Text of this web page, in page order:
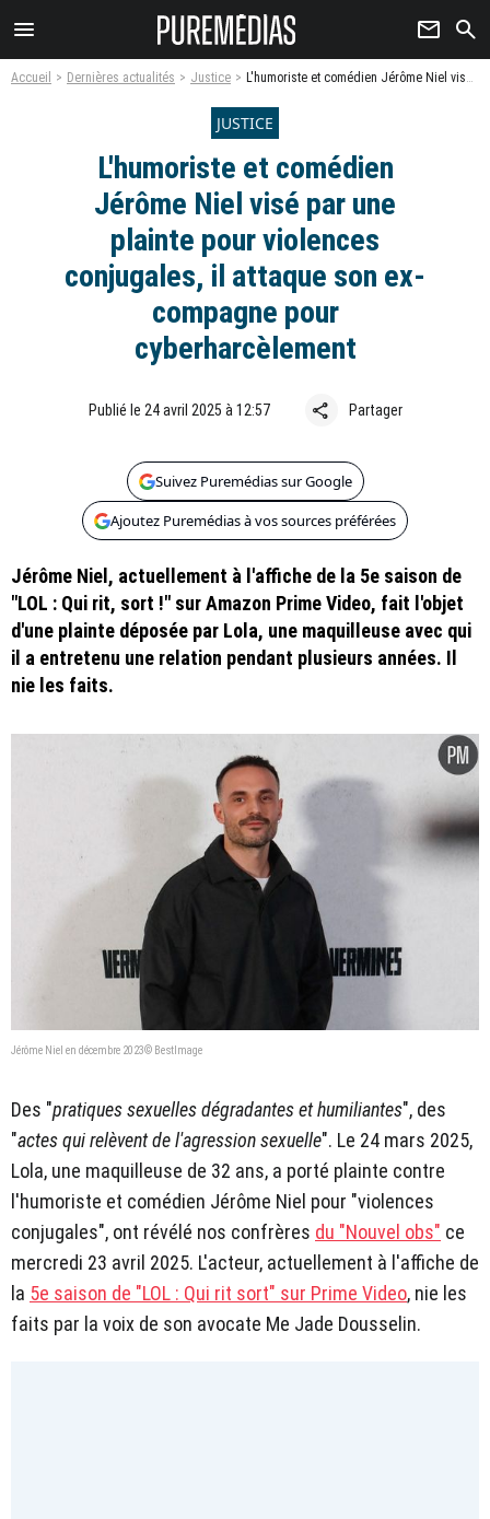
menu newsletter search
Accueil Dernières actualités Justice L'humoriste et comédien Jérôme Niel visé par une plainte pour violences conjugales, il attaque son ex-compagne pour cyberharcèlement
JUSTICE
L'humoriste et comédien
Jérôme Niel visé par une
plainte pour violences
conjugales, il attaque son ex-
compagne pour
cyberharcèlement
Publié le 24 avril 2025 à 12:57 share Partager
Suivez Puremédias sur Google
Ajoutez Puremédias à vos sources préférées
Jérôme Niel, actuellement à l'affiche de la 5e saison de
"LOL : Qui rit, sort !" sur Amazon Prime Video, fait l'objet
d'une plainte déposée par Lola, une maquilleuse avec qui
il a entretenu une relation pendant plusieurs années. Il
nie les faits.
Jérôme Niel en décembre 2023© BestImage
Des "pratiques sexuelles dégradantes et humiliantes", des
"actes qui relèvent de l'agression sexuelle". Le 24 mars 2025,
Lola, une maquilleuse de 32 ans, a porté plainte contre
l'humoriste et comédien Jérôme Niel pour "violences
conjugales", ont révélé nos confrères du "Nouvel obs" ce
mercredi 23 avril 2025. L'acteur, actuellement à l'affiche de
la 5e saison de "LOL : Qui rit sort" sur Prime Video, nie les
faits par la voix de son avocate Me Jade Dousselin.